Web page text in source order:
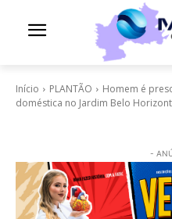
Início PLANTÃO
Homem é
doméstica no Jardim Belo
-